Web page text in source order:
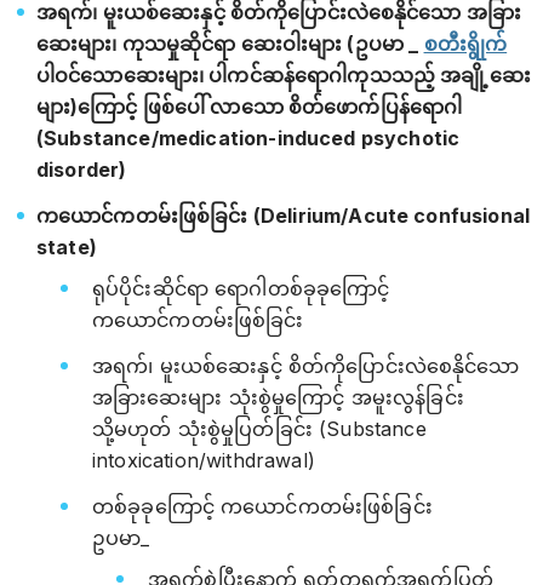
အရက်၊ မူးယစ်ဆေးနှင့် စိတ်ကိုပြောင်းလဲစေနိုင်သော အခြား
ဆေးများ၊ ကုသမှုဆိုင်ရာ ဆေးဝါးများ (ဥပမာ _ စတီးရွိုက်
ပါဝင်သောဆေးများ၊ ပါကင်ဆန်ရောဂါကုသသည့် အချို့ဆေး
များ)ကြောင့် ဖြစ်ပေါ် လာသော စိတ်ဖောက်ပြန်ရောဂါ
(Substance/medication-induced psychotic
disorder)
ကယောင်ကတမ်းဖြစ်ခြင်း (Delirium/Acute confusional
state)
ရုပ်ပိုင်းဆိုင်ရာ ရောဂါတစ်ခုခုကြောင့်
ကယောင်ကတမ်းဖြစ်ခြင်း
အရက်၊ မူးယစ်ဆေးနှင့် စိတ်ကိုပြောင်းလဲစေနိုင်သော
အခြားဆေးများ သုံးစွဲမှုကြောင့် အမူးလွန်ခြင်း
သို့မဟုတ် သုံးစွဲမှုပြတ်ခြင်း (Substance
intoxication/withdrawal)
တစ်ခုခုကြောင့် ကယောင်ကတမ်းဖြစ်ခြင်း
ဥပမာ_
အရက်စွဲပြီးနောက် ရုတ်တရက်အရက်ပြတ်